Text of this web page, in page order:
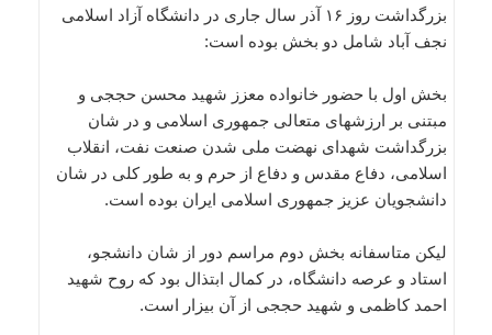
بزرگداشت روز ۱۶ آذر سال جاری در دانشگاه آزاد اسلامی
نجف آباد شامل دو بخش بوده است:
بخش اول با حضور خانواده معزز شهید محسن حججی و
مبتنی بر ارزشهای متعالی جمهوری اسلامی و در شان
بزرگداشت شهدای نهضت ملی شدن صنعت نفت، انقلاب
اسلامی، دفاع مقدس و دفاع از حرم و به طور کلی در شان
دانشجویان عزیز جمهوری اسلامی ایران بوده است.
لیکن متاسفانه بخش دوم مراسم دور از شان دانشجو،
استاد و عرصه دانشگاه، در کمال ابتذال بود که روح شهید
احمد کاظمی و شهید حججی از آن بیزار است.